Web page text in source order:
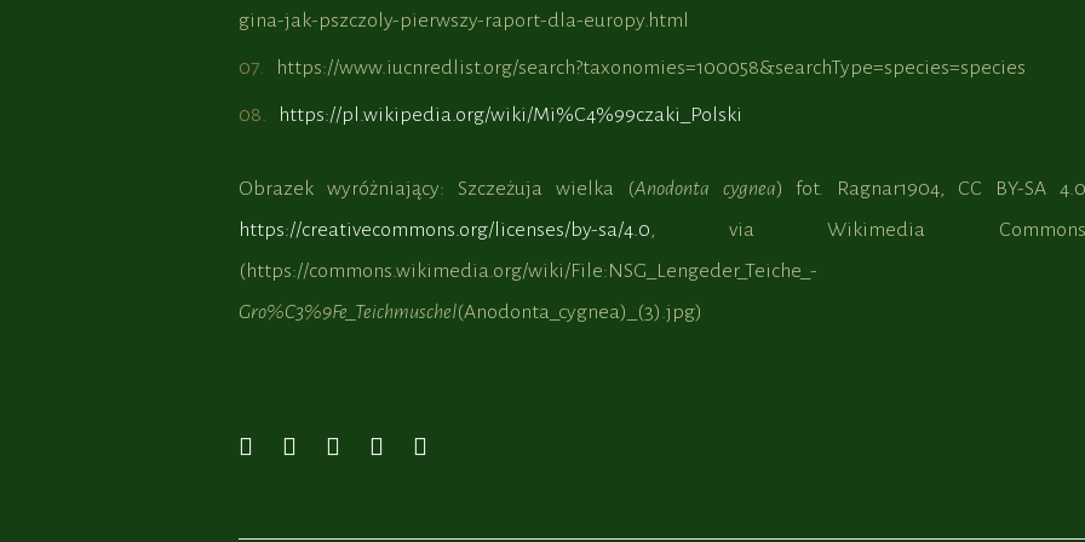
gina-jak-pszczoly-pierwszy-raport-dla-europy.html
https://www.iucnredlist.org/search?taxonomies=100058&searchType=species=species
https://pl.wikipedia.org/wiki/Mi%C4%99czaki_Polski
Obrazek wyróżniający: Szczeżuja wielka (Anodonta cygnea) fot. Ragnar1904, CC BY-SA
https://creativecommons.org/licenses/by-sa/4.0, via Wikimedia Commons
(https://commons.wikimedia.org/wiki/File:NSG_Lengeder_Teiche_-
Gro%C3%9Fe_Teichmuschel(Anodonta_cygnea)_(3).jpg)
Facebook
TwitterGoogle+LinkedIn